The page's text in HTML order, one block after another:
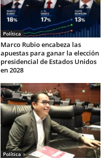
Política
Marco Rubio encabeza las
apuestas para ganar la elección
presidencial de Estados Unidos
en 2028
Política